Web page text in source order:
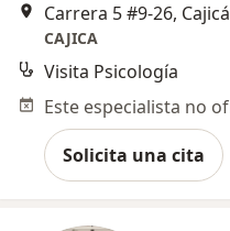
Carrera 5 #9-26, Cajicá
CAJICA
Visita Psicología
Solicita una cita